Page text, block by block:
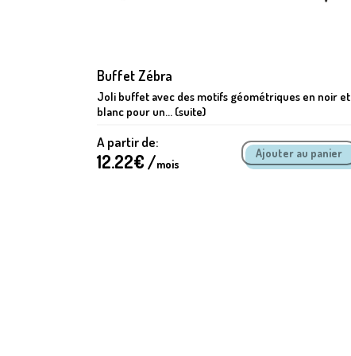
Buffet Zébra
Joli buffet avec des motifs géométriques en noir et
blanc pour un... (suite)
A partir de:
12.22€ /mois